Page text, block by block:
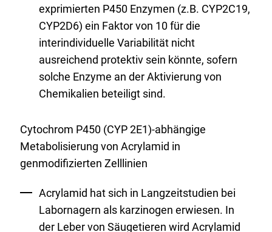
exprimierten P450 Enzymen (z.B. CYP2C19,
CYP2D6) ein Faktor von 10 für die
interindividuelle Variabilität nicht
ausreichend protektiv sein könnte, sofern
solche Enzyme an der Aktivierung von
Chemikalien beteiligt sind.
Cytochrom P450 (CYP 2E1)-abhängige
Metabolisierung von Acrylamid in
genmodifizierten Zelllinien
Acrylamid hat sich in Langzeitstudien bei
Labornagern als karzinogen erwiesen. In
der Leber von Säugetieren wird Acrylamid